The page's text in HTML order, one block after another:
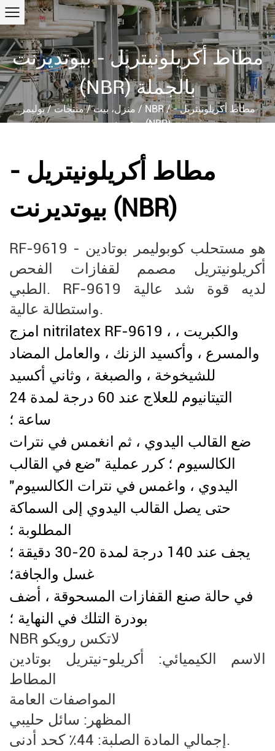
مطاط أكريلونيتريل - بيوتديرنت
(NBR) بالجملة
منزل، بيت/منتجات/بوليمر /NBR/مطاط أكريلونيتريل -
بيوتديرنت (NBR)
مطاط أكريلونيتريل -
بيوتديرنت (NBR)
RF-9619 هو مستحلب كوبوليمر بوتادين -
أكريلونيتريل مصمم لقفازات الفحص
الطبي. RF-9619 لديه قوة شد عالية
واستطالة عالية.
امزج nitrilatex RF-9619 ، والكبريت ،
والمسرع ، وأكسيد الزنك ، والعامل المضاد
للشيخوخة ، والصبغة ، وثاني أكسيد
التيتانيوم للعلاج عند 60 درجة لمدة 24
ساعة ؛
ضع القالب اليدوي ، ثم انغمس في نترات
الكالسيوم ؛ كرر عملية "ضع في القالب
اليدوي ، واغمس في نترات الكالسيوم"
حتى يصل القالب اليدوي إلى السماكة
المطلوبة ؛
يجف عند 140 درجة لمدة 20-30 دقيقة ؛
غسل والجافة؛
في حالة صنع القفازات المسحوقة ، أضف
بودرة التلك في النهاية ؛
NBR لاتكس رويكو
الاسم الكيميائي: أكريلو-نيتريل بوتادين
المطاط
المواصفات العامة
المظهر: سائل حليبي
إجمالي المادة الصلبة: 44٪ كحد أدنى.